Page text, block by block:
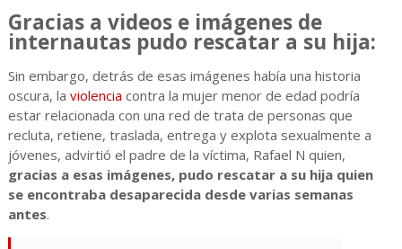
Gracias a videos e imágenes de
internautas pudo rescatar a su hija:
Sin embargo, detrás de esas imágenes había una historia
oscura, la violencia contra la mujer menor de edad podría
estar relacionada con una red de trata de personas que
recluta, retiene, traslada, entrega y explota sexualmente a
jóvenes, advirtió el padre de la víctima, Rafael N quien,
gracias a esas imágenes, pudo rescatar a su hija quien
se encontraba desaparecida desde varias semanas
antes.